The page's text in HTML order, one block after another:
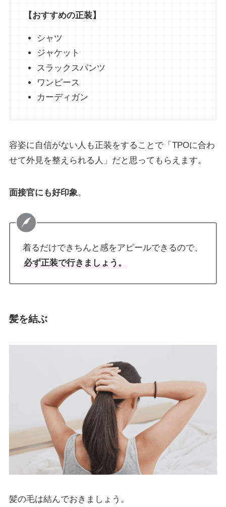
【おすすめの正装】
シャツ
ジャケット
スラックスパンツ
ワンピース
カーディガン
容姿に自信がない人も正装をすることで「TPOに合わ
せて外見を整えられる人」だと思ってもらえます。
面接官にも好印象。
着るだけできちんと感をアピールできるので、
必ず正装で行きましょう。
髪を結ぶ
髪の毛は結んでおきましょう。